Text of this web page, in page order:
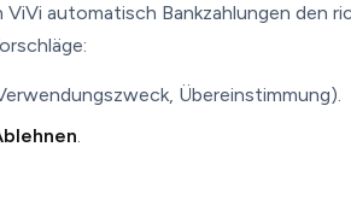
automatisch Bankzahlungen den
Übereinstimmung).
.